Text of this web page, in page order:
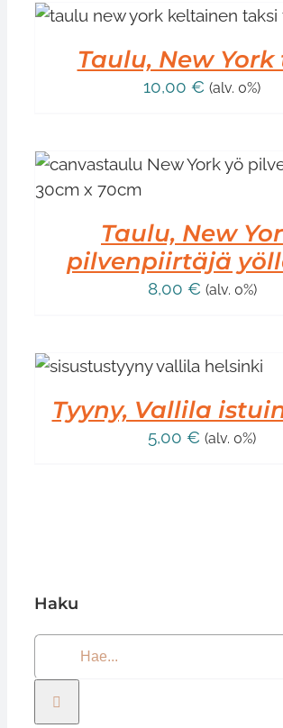
Taulu, New
10,00 € (alv. 0%)
Taulu, New
pilvenpiirtäjä
8,00 € (alv. 0%)
Tyyny, Vallila
5,00 € (alv. 0%)
Haku
...